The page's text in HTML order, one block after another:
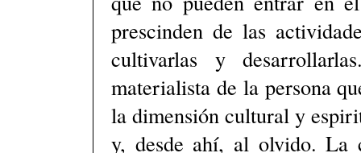
prescinden de las
cultivarlas y
materialista de la persona
la dimensión cultural y
y, desde ahí, al olvido. La